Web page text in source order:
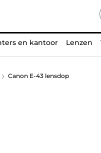
en kantoor Lenzen
Canon E-43 lensdop